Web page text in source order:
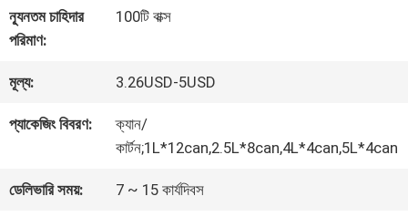
কারখানা
মান
ন্যূনতম চাহিদার
পরিমাণ:
100টি বাক্স
মূল্য: 3.26USD-5USD
প্যাকেজিং বিবরণ:
ক্যান/
কার্টন;1L*12can,2.5L*8can,4L*4can,5L*4can
ডেলিভারি সময়: 7 ~ 15 কার্যদিবস